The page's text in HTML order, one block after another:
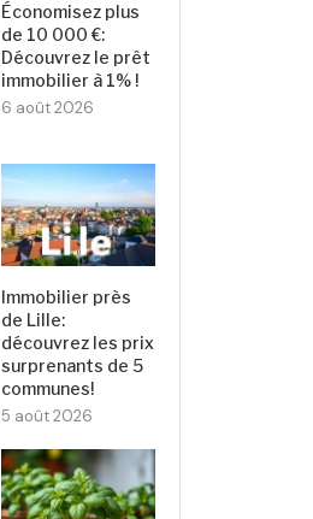
Économisez plus
de 10 000 €:
Découvrez le prêt
immobilier à 1% !
6 août 2026
Immobilier près
de Lille:
découvrez les prix
surprenants de 5
communes!
5 août 2026